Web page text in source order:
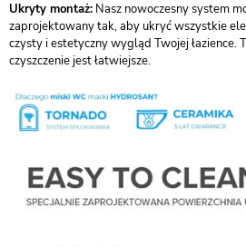
Ukryty montaż: Nasz nowoczesny system
zaprojektowany tak, aby ukryć wszystkie
czysty i estetyczny wygląd Twojej łazience.
czyszczenie jest łatwiejsze.